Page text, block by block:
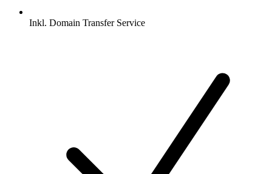
Inkl. Domain Transfer Service